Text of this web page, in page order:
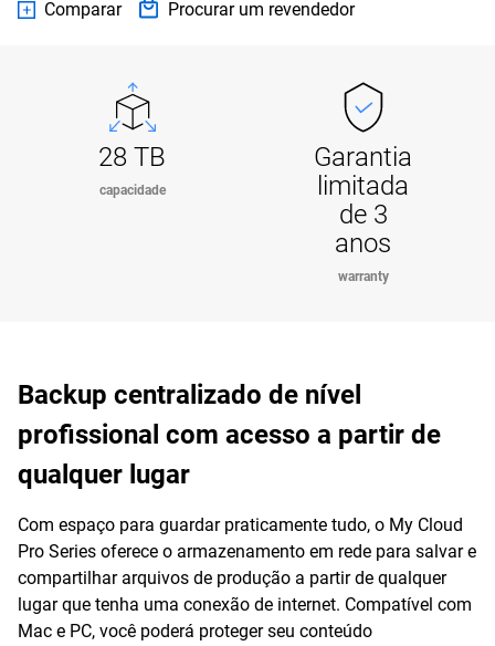
Comparar Procurar um revendedor
28 TB
capacidade
Garantia
limitada
de 3
anos
warranty
Backup centralizado de nível
profissional com acesso a partir de
qualquer lugar
Com espaço para guardar praticamente tudo, o My Cloud
Pro Series oferece o armazenamento em rede para salvar e
compartilhar arquivos de produção a partir de qualquer
lugar que tenha uma conexão de internet. Compatível com
Mac e PC, você poderá proteger seu conteúdo